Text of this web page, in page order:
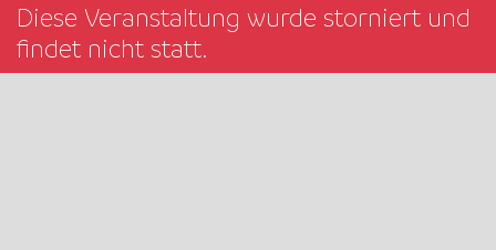
Diese Veranstaltung wurde storniert und
findet nicht statt.